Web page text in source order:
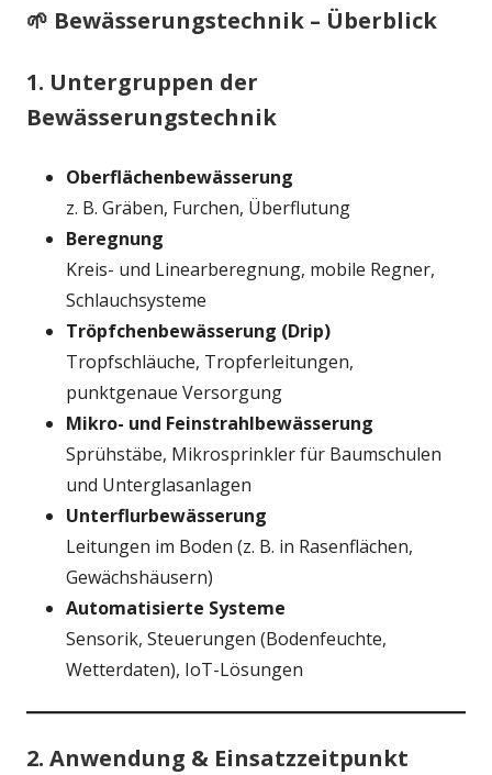
🌱 Bewässerungstechnik – Überblick
1. Untergruppen der
Bewässerungstechnik
Oberflächenbewässerung
z. B. Gräben, Furchen, Überflutung
Beregnung
Kreis- und Linearberegnung, mobile Regner,
Schlauchsysteme
Tröpfchenbewässerung (Drip)
Tropfschläuche, Tropferleitungen,
punktgenaue Versorgung
Mikro- und Feinstrahlbewässerung
Sprühstäbe, Mikrosprinkler für Baumschulen
und Unterglasanlagen
Unterflurbewässerung
Leitungen im Boden (z. B. in Rasenflächen,
Gewächshäusern)
Automatisierte Systeme
Sensorik, Steuerungen (Bodenfeuchte,
Wetterdaten), IoT-Lösungen
2. Anwendung & Einsatzzeitpunkt